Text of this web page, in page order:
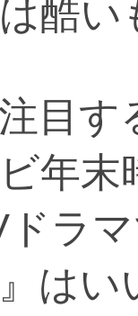
酷
目
年
ラ
は